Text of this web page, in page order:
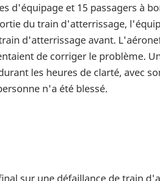
d'équipage et 15 passagers à
du train d'atterrissage,
d'atterrissage avant.
de corriger le problème.
les heures de clarté, avec
n'a été blessé.
sur une défaillance de train